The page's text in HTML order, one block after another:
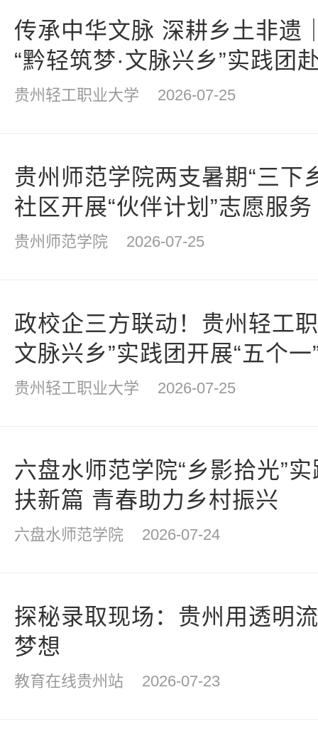
传承中华文脉 深耕乡土非遗
“黔轻筑梦·文脉兴乡”实践团
承主题实践活动
贵州轻工职业大学 2026-07-25
贵州师范学院两支暑期“三下
社区开展“伙伴计划”志愿服务
贵州师范学院 2026-07-25
政校企三方联动！贵州轻工
文脉兴乡”实践团开展“五个
宣讲系列志愿服务活动
贵州轻工职业大学 2026-07-25
六盘水师范学院“乡影拾光”
扶新篇 青春助力乡村振兴
六盘水师范学院 2026-07-24
探秘录取现场：贵州用透明
梦想
教育在线贵州站 2026-07-23